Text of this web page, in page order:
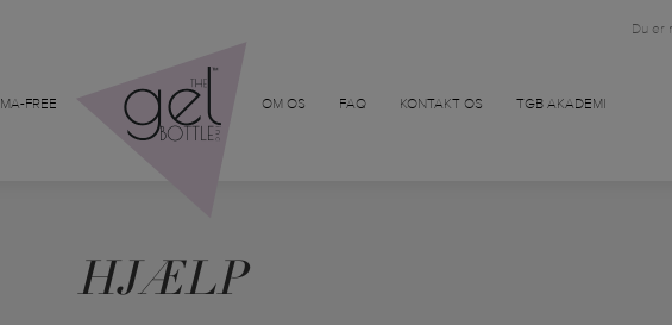
FREE OM OS FAQ KONTAKT OS TGB AKADEMI
Du er
HJÆLP